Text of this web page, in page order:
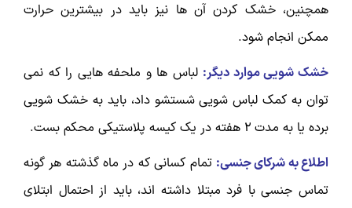
همچنین، خشک کردن آن ها نیز باید در بیشترین حرارت
ممکن انجام شود.
خشک شویی موارد دیگر: لباس ها و ملحفه هایی را که نمی
توان به کمک لباس شویی شستشو داد، باید به خشک شویی
برده یا به مدت 2 هفته در یک کیسه پلاستیکی محکم بست.
اطلاع به شرکای جنسی: تمام کسانی که در ماه گذشته هر گونه
تماس جنسی با فرد مبتلا داشته اند، باید از احتمال ابتلای